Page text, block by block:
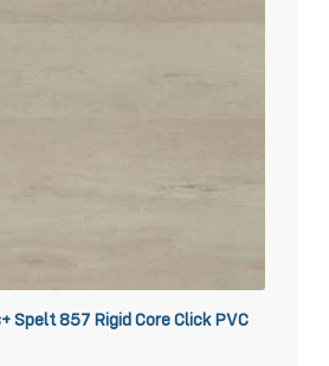
Spelt 857 Rigid Core Click PVC